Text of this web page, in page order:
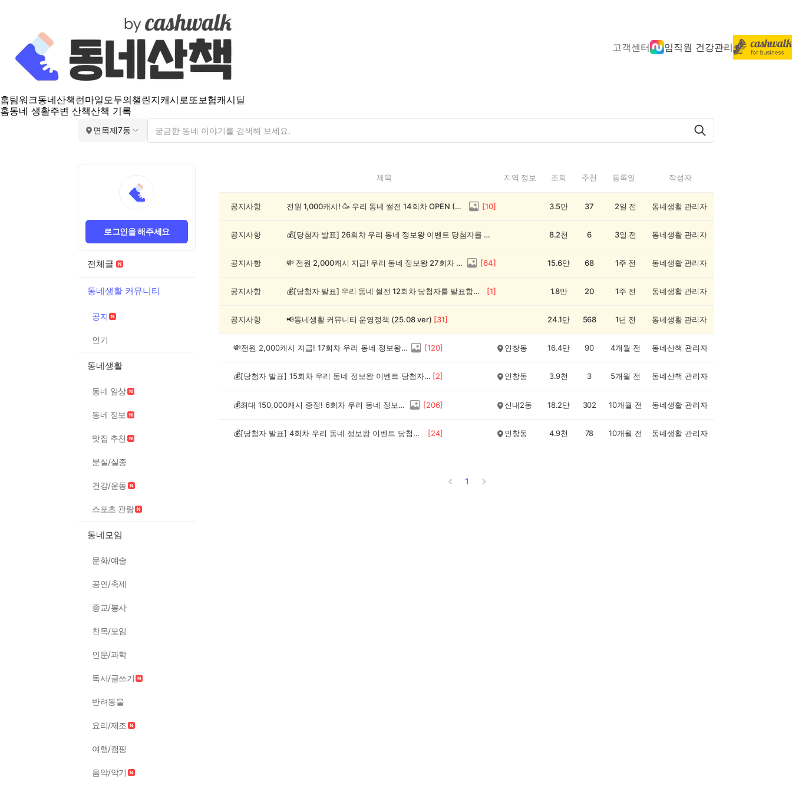
고객센터 임직원 건강관리
홈팀워크동네산책 런마일모두의챌린지캐시로또보험캐시딜
홈동네 생활주변 산책산책 기록
면목제7동
로그인을 해주세요
전체글
동네생활 커뮤니티
공지
인기
동네생활
동네 일상
동네 정보
맛집 추천
분실/실종
건강/운동
스포츠 관람
동네모임
문화/예술
공연/축제
종교/봉사
친목/모임
인문/과학
독서/글쓰기
반려동물
요리/제조
여행/캠핑
음악/악기
제
제목 지역 정보 조회 추천 등록일 작성자
공지사항 전원 1,000캐시! 🥳 우리 동네 썰전 14회차 OPEN (~8/17) [10] 3.5만 37 2일 전 동네생활 관리자
공지사항 💰[당첨자 발표] 26회차 우리 동네 정보왕 이벤트 당첨자를 발표합니다! 8.2천 6 3일 전 동네생활 관리자
공지사항 💸 전원 2,000캐시 지급! 우리 동네 정보왕 27회차 (~8/10) [64] 15.6만 68 1주 전 동네생활 관리자
공지사항 💰[당첨자 발표] 우리 동네 썰전 12회차 당첨자를 발표합니다! [1] 1.8만 20 1주 전 동네생활 관리자
공지사항 📢동네생활 커뮤니티 운영정책 (25.08 ver) [31] 24.1만 568 1년 전 동네생활 관리자
💸전원 2,000캐시 지급! 17회차 우리 동네 정보왕 이벤트 [120] 인창동 16.4만 90 4개월 전 동네산책 관리자
💰[당첨자 발표] 15회차 우리 동네 정보왕 이벤트 당첨자를 발표합니다! [2] 인창동 3.9천 3 5개월 전 동네산책 관리자
💰최대 150,000캐시 증정! 6회차 우리 동네 정보왕 이벤트 [206] 신내2동 18.2만 302 10개월 전 동네생활 관리자
💰[당첨자 발표] 4회차 우리 동네 정보왕 이벤트 당첨자를 발표합니다! [24] 인창동 4.9천 78 10개월 전 동네생활 관리자
1